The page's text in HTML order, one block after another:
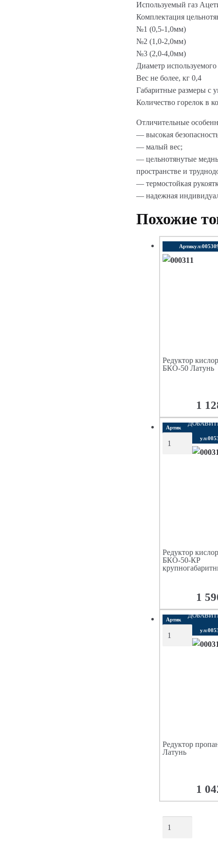
Используемый газ
Комплектация
№1 (0,5-1,0мм)
№2 (1,0-2,0мм)
№3 (2,0-4,0мм)
Диаметр
Вес не более, кг 0,4
Габаритные размеры с
Количество горелок в
Отличительные
— высокая
— малый вес;
— цельнотянутые
пространстве и
— термостойкая
— надежная
Похожие
Редуктор
БКО-50 Латунь
1
Артик
Редуктор
БКО-50-КР
1
Артик
Редуктор
Латунь
1